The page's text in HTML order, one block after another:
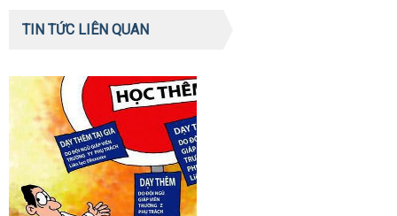
TIN TỨC LIÊN QUAN